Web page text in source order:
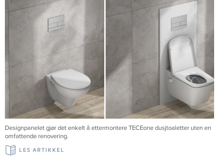
Designpanelet gjør det enkelt å ettermontere TECEone dusjtoaletter uten en
omfattende renovering.
LES ARTIKKEL